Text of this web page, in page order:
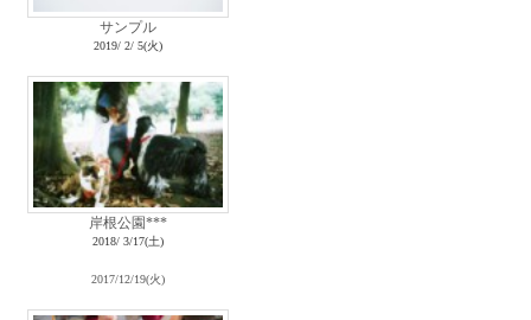
サンプル
2019/ 2/ 5(火)
岸根公園***
2018/ 3/17(土)
2017/12/19(火)